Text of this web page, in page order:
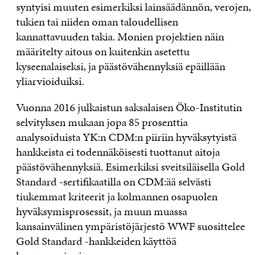
syntyisi muuten esimerkiksi lainsäädännön, verojen,
tukien tai niiden oman taloudellisen
kannattavuuden takia. Monien projektien näin
määritelty aitous on kuitenkin asetettu
kyseenalaiseksi, ja päästövähennyksiä epäillään
yliarvioiduiksi.
Vuonna 2016 julkaistun saksalaisen Öko-Institutin
selvityksen mukaan jopa 85 prosenttia
analysoiduista YK:n CDM:n piiriin hyväksytyistä
hankkeista ei todennäköisesti tuottanut aitoja
päästövähennyksiä. Esimerkiksi sveitsiläisella Gold
Standard -sertifikaatilla on CDM:ää selvästi
tiukemmat kriteerit ja kolmannen osapuolen
hyväksymisprosessit, ja muun muassa
kansainvälinen ympäristöjärjestö WWF suosittelee
Gold Standard -hankkeiden käyttöä